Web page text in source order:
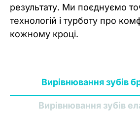
результату. Ми поєднуємо
технологій і турботу про
кожному кроці.
Вирівнювання зубів
Вирівнювання зубів